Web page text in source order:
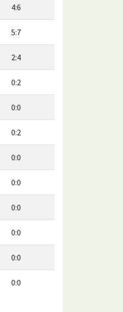
4:6
5:7
2:4
0:2
0:0
0:2
0:0
0:0
0:0
0:0
0:0
0:0